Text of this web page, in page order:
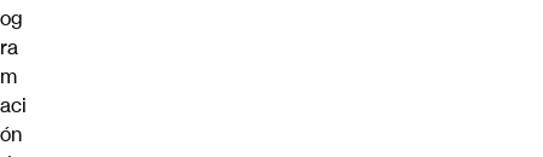
og
ra
m
aci
ón